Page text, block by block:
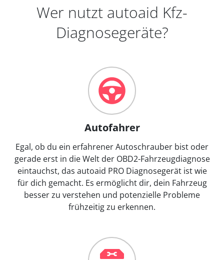
Wer nutzt autoaid Kfz-
Diagnosegeräte?
Autofahrer
Egal, ob du ein erfahrener Autoschrauber bist oder
gerade erst in die Welt der OBD2-Fahrzeugdiagnose
eintauchst, das autoaid PRO Diagnosegerät ist wie
für dich gemacht. Es ermöglicht dir, dein Fahrzeug
besser zu verstehen und potenzielle Probleme
frühzeitig zu erkennen.